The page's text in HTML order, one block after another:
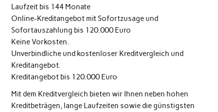
Laufzeit bis 144 Monate
Online-Kreditangebot mit Sofortzusage und
Sofortauszahlung bis 120.000 Euro
Keine Vorkosten.
Unverbindliche und kostenloser Kreditvergleich und
Kreditangebot.
Kreditangebot bis 120.000 Euro
Mit dem Kreditvergleich bieten wir Ihnen neben hohen
Kreditbeträgen, lange Laufzeiten sowie die günstigsten